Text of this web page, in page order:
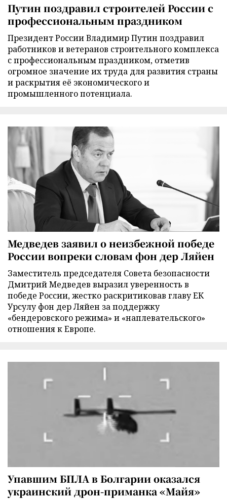
Путин поздравил строителей России с
профессиональным праздником
Президент России Владимир Путин поздравил
работников и ветеранов строительного комплекса
с профессиональным праздником, отметив
огромное значение их труда для развития страны
и раскрытия её экономического и
промышленного потенциала.
Медведев заявил о неизбежной победе
России вопреки словам фон дер Ляйен
Заместитель председателя Совета безопасности
Дмитрий Медведев выразил уверенность в
победе России, жестко раскритиковав главу ЕК
Урсулу фон дер Ляйен за поддержку
«бендеровского режима» и «наплевательского»
отношения к Европе.
Упавшим БПЛА в Болгарии оказался
украинский дрон-приманка «Майя»